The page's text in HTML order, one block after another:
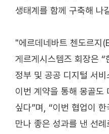
생태계를 함께 구축해 나
"에르데네바트 첸도르
게르게시스템즈 회장은
정부 및 공공 디지털 서비
이번 계약을 통해 몽골도
싶다”며, “이번 협업이
만나 좋은 성과를 낸 선